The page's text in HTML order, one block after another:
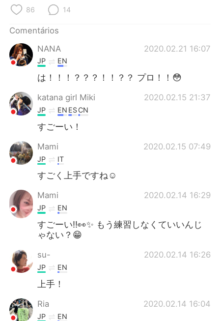
한국어
Italiano
86 14
Comentários
NANA
2020.02.21 16:07
JP EN
は！！！？？？！！？？ プロ！！😳
katana girl Miki 2020.02.15 21:37
JP EN ESCN
すごーい！
Mami 2020.02.15 07:49
JP IT
すごく上手ですね☺️
Mami 2020.02.14 16:29
JP EN
すごーい‼︎👀✨ もう練習しなくていいんじ
ゃない？😁
su- 2020.02.14 16:26
JP EN
上手！
Ria 2020.02.14 16:04
JP EN